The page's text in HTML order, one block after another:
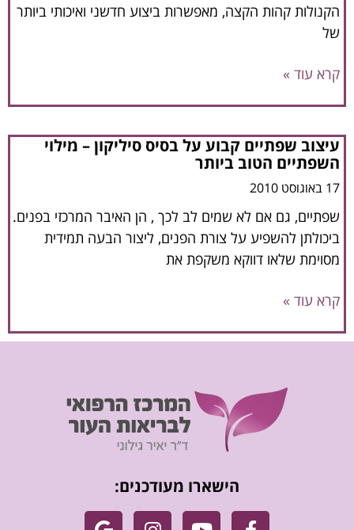
הקנולות קהות הקצה, מאפשרות ביצוע חדשני ואיכותי ביותר
של
קרא עוד »
עיצוב שפתיים קבוע על בסיס סיליקון – מילוי
השפתיים הטוב ביותר
17 באוגוסט 2010
שפתיים, גם אם לא שמים לב לכך , הן האיבר המרכזי בפנים.
ביכולתן להשפיע על צורת הפנים, ליצור הבעה תמידית
מסוימת שלאו דווקא משקפת את
קרא עוד »
הישארו מעודכנים: